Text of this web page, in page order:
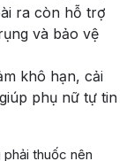
ra còn hỗ trợ
và bảo vệ
khô hạn, cải
phụ nữ tự tin
phải thuốc nên